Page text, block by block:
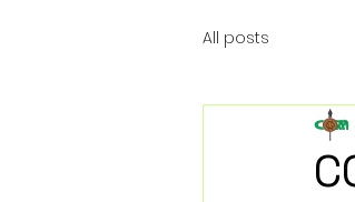
All posts